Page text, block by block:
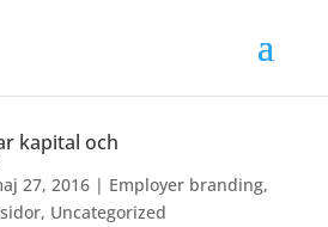
kapital och
27, 2016| Employer branding,
, Uncategorized